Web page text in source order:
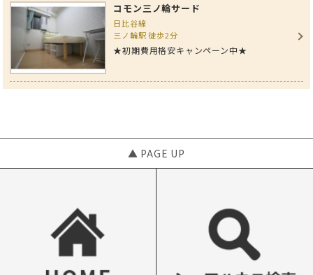
コモン三ノ輪サード
日比谷線
三ノ輪駅 徒歩2分
★初期費用格安キャンペーン中★
▲ PAGE UP